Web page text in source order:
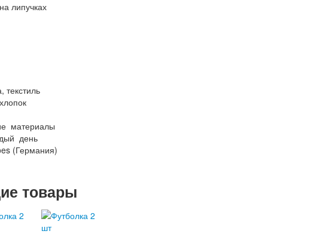
липучках
материалы
день
(Германия)
товары